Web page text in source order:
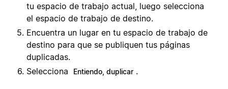
tu espacio de trabajo actual, luego selecciona
el espacio de trabajo de destino.
Encuentra un lugar en tu espacio de trabajo de
destino para que se publiquen tus páginas
duplicadas.
Selecciona
Entiendo, duplicar .